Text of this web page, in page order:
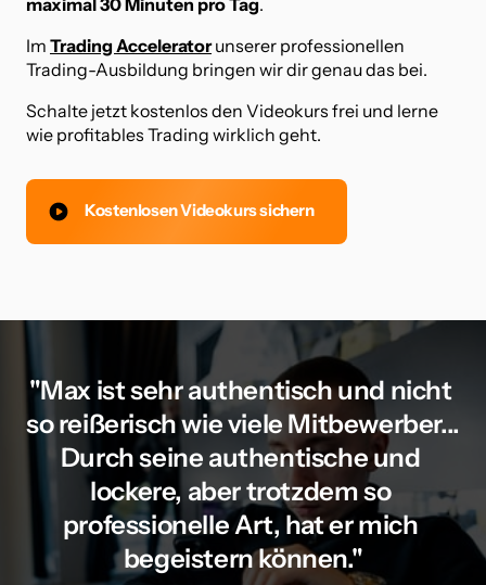
Im Trading Accelerator unserer professionellen
Trading-Ausbildung bringen wir dir genau das bei.
Schalte jetzt kostenlos den Videokurs frei und lerne
wie profitables Trading wirklich geht.
Kostenlosen Videokurs sichern
"Max ist sehr authentisch und nicht
so reißerisch wie viele Mitbewerber...
Durch seine authentische und
lockere, aber trotzdem so
professionelle Art, hat er mich
begeistern können."